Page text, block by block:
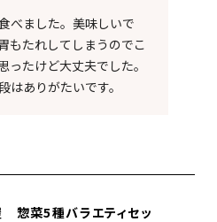
べました。美味しいで
もたれしてしまうのでこ
ったけど大丈夫でした。
はありがたいです。
惣菜5種バラエティセッ